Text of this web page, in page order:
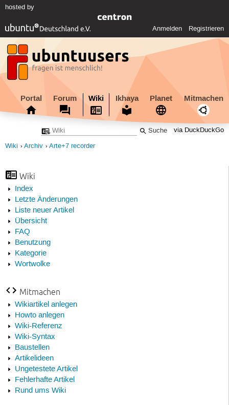
hosted by
Anmelden Registrieren
Portal Forum Wiki Ikhaya Planet Mitmachen
via DuckDuckGo
Wiki Archiv Arte+7 recorder
Wiki
Index
Letzte Änderungen
Liste neuer Artikel
Übersicht
FAQ
Benutzung
Kategorie
Wortwolke
Mitmachen
Wikiartikel anlegen
Howto anlegen
Wiki-Referenz
Wiki-Syntax
Baustellen
Artikelideen
Ungetestete Artikel
Fehlerhafte Artikel
Rund ums Wiki